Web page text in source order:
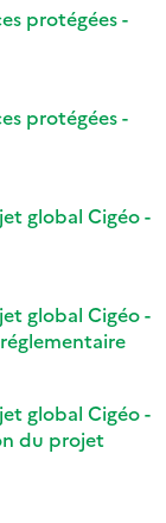
protégées -
protégées -
global Cigéo -
global Cigéo -
global Cigéo -
du projet